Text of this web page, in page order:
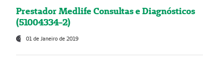
Prestador Medlife Consultas e Diagnósticos
(51004334-2)
01 de Janeiro de 2019